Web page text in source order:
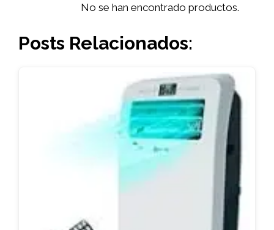
No se han encontrado productos.
Posts Relacionados: